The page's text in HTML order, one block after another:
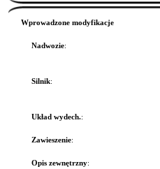
Wprowadzone modyfikacje
Nadwozie:
Silnik:
Układ wydech.:
Zawieszenie:
Opis zewnętrzny: